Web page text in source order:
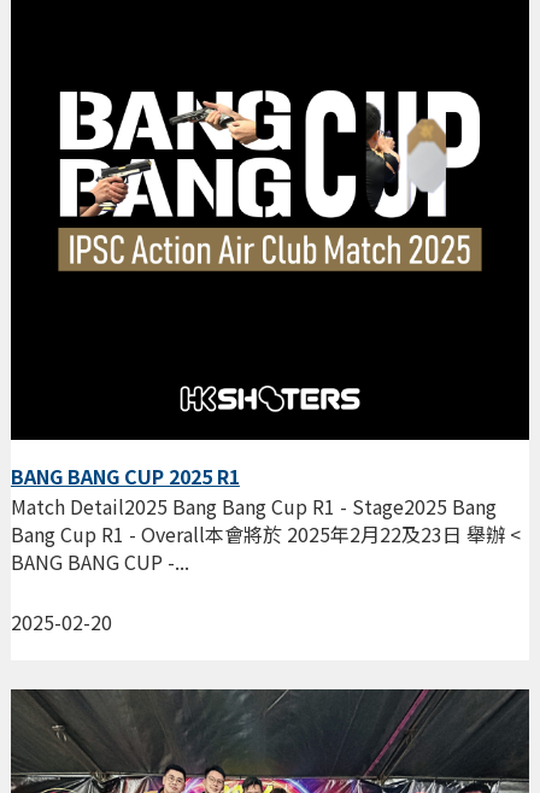
BANG BANG CUP 2025 R1
2025-02-20
Match Detail2025 Bang Bang Cup R1 - Stage2025 Bang
Bang Cup R1 - Overall本會將於 2025年2月22及23日 舉辦 <
BANG BANG CUP -...